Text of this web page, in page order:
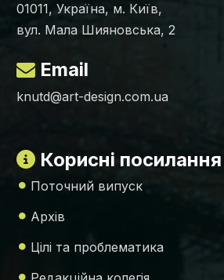
01011, Україна, м. Київ,
вул. Мала Шияновська, 2
Email
knutd@art-design.com.ua
Корисні посилання
Поточний випуск
Архів
Цілі та проблематика